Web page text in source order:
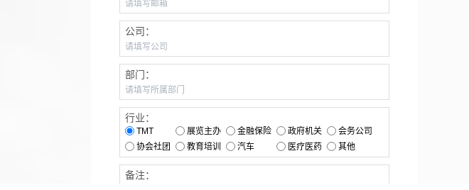
公司：
部门：
行业：
TMT 展览主办 金融保险 政府机关
会务公司
协会社团
教育培训 汽车 医疗医药 其他
备注：